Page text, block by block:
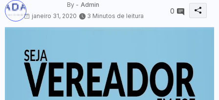
By - Admin
janeiro 31, 2020
3 Minutos de leitura
0